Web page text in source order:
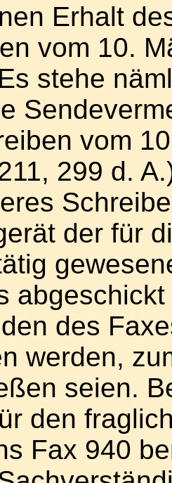
Erhalt
vom 10.
stehe
vom
299 d.
der für
des
werden,
seien.
den
Fax 940